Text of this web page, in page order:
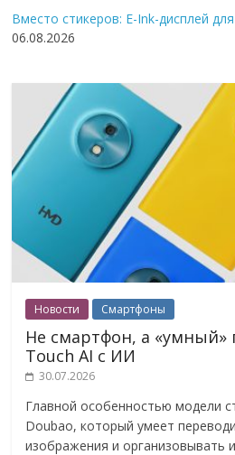
Вместо стикеров: E-Ink-дисплей
06.08.2026
Новости Смартфоны
Не смартфон, а
Touch AI с ИИ
30.07.2026
Главной особенностью модели
Doubao, который умеет
изображения и организовывать